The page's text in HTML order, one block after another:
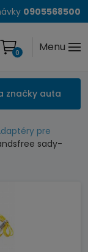
0905568500
Menu
0
značky auta
pre
sady-